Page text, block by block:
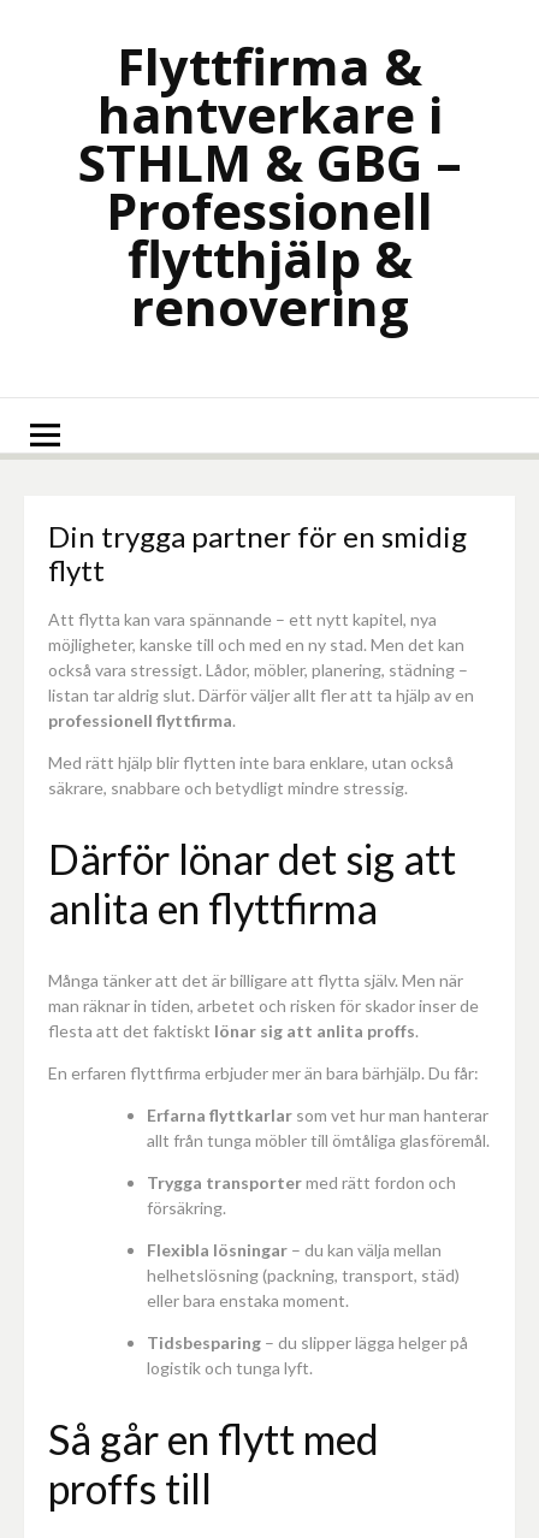
Flyttfirma &
hantverkare i
STHLM & GBG –
Professionell
flytthjälp &
renovering
Din trygga partner för en smidig
flytt
Att flytta kan vara spännande – ett nytt kapitel, nya
möjligheter, kanske till och med en ny stad. Men det kan
också vara stressigt. Lådor, möbler, planering, städning –
listan tar aldrig slut. Därför väljer allt fler att ta hjälp av en
professionell flyttfirma.
Med rätt hjälp blir flytten inte bara enklare, utan också
säkrare, snabbare och betydligt mindre stressig.
Därför lönar det sig att
anlita en flyttfirma
Många tänker att det är billigare att flytta själv. Men när
man räknar in tiden, arbetet och risken för skador inser de
flesta att det faktiskt lönar sig att anlita proffs.
En erfaren flyttfirma erbjuder mer än bara bärhjälp. Du får:
Erfarna flyttkarlar som vet hur man hanterar
allt från tunga möbler till ömtåliga glasföremål.
Trygga transportermed rätt fordon och
försäkring.
Flexibla lösningar – du kan välja mellan
helhetslösning (packning, transport, städ)
eller bara enstaka moment.
Tidsbesparing – du slipper lägga helger på
logistik och tunga lyft.
Så går en flytt med
proffs till